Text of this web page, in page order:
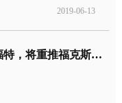
2019-06-13
“扛不住”的长安福特，将重推福克斯四缸车型